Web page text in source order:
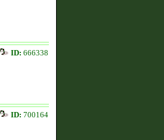
ID: 666338
ID: 700164